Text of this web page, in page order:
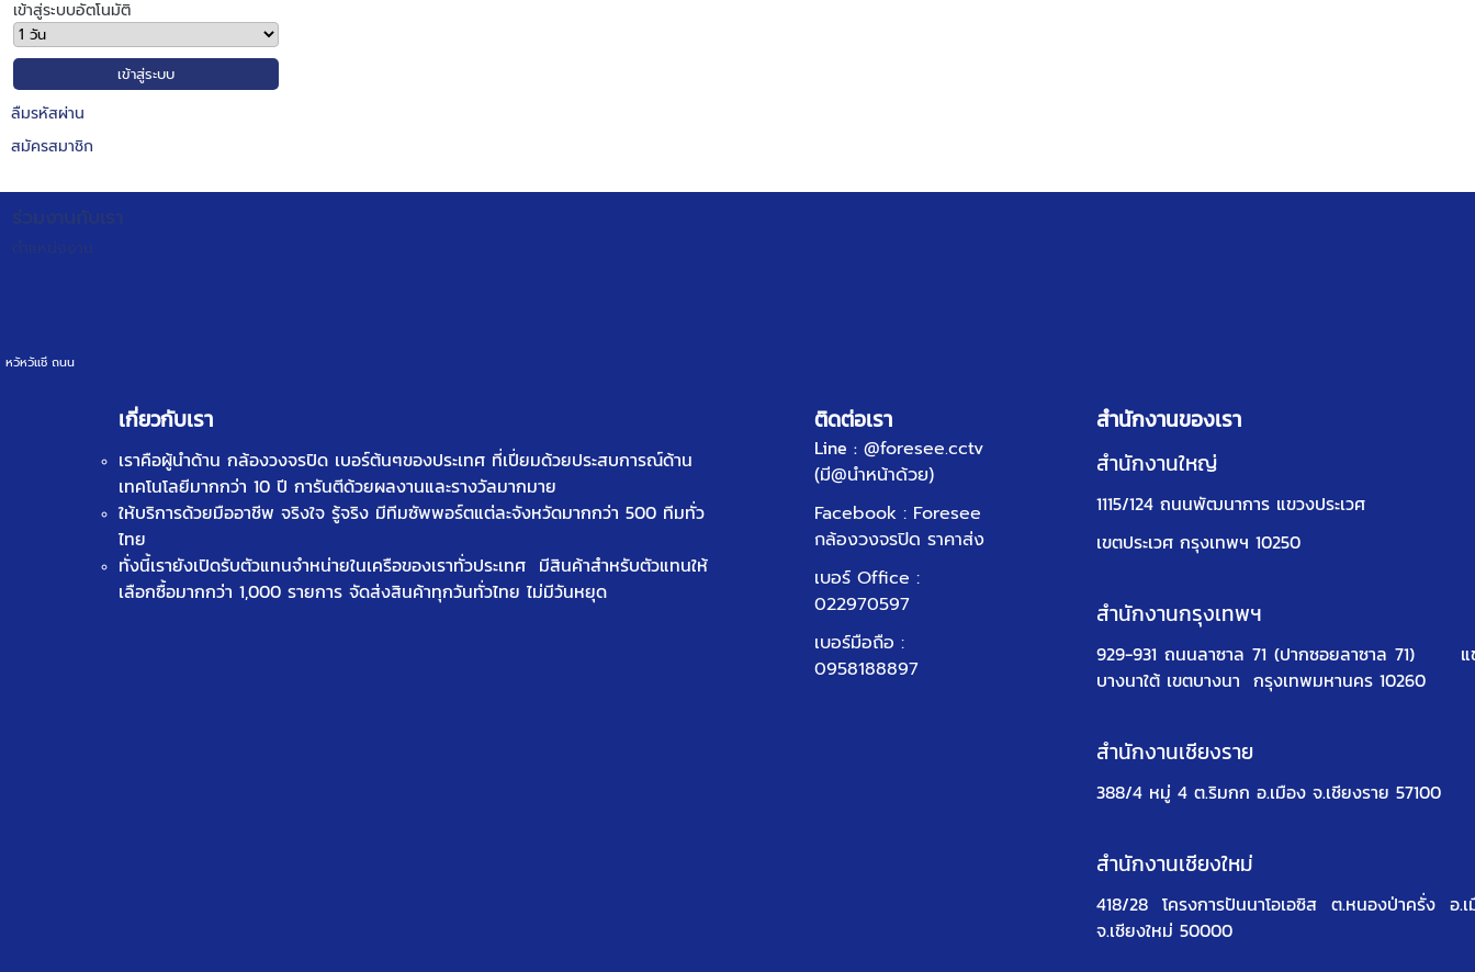
เข้าสู่ระบบอัตโนมัติ
ลืมรหัสผ่าน
สมัครสมาชิก
หวัหวัเเชี ถนน
เกี่ยวกับเรา
เราคือผู้นำด้าน กล้องวงจรปิด เบอร์ต้นๆของประเทศ ที่เปี่ยมด้วยประสบการณ์ด้าน
เทคโนโลยีมากกว่า 10 ปี การันตีด้วยผลงานและรางวัลมากมาย
ให้บริการด้วยมืออาชีพ จริงใจ รู้จริง มีทีมซัพพอร์ตแต่ละจังหวัดมากกว่า 500 ทีมทั่ว
ไทย
ทั่งนี้เรายังเปิดรับตัวแทนจำหน่ายในเครือของเราทั่วประเทศ มีสินค้าสำหรับตัวแทนให้
เลือกซื้อมากกว่า 1,000 รายการ จัดส่งสินค้าทุกวันทั่วไทย ไม่มีวันหยุด
ติดต่อเรา
Line : @foresee.cctv
(มี@นำหน้าด้วย)
Facebook : Foresee
กล้องวงจรปิด ราคาส่ง
เบอร์ Office :
022970597
เบอร์มือถือ :
0958188897
สำนักงานของเรา
สำนักงานใหญ่
1115/124 ถนนพัฒนาการ แขวงประเวศ
เขตประเวศ กรุงเทพฯ 10250
สำนักงานกรุงเทพฯ
929-931 ถนนลาซาล 71 (ปากซอยลาซาล 71)
บางนาใต้ เขตบางนา กรุงเทพมหานคร 10260
สำนักงานเชียงราย
388/4 หมู่ 4 ต.ริมกก อ.เมือง จ.เชียงราย 57100
สำนักงานเชียงใหม่
418/28 โครงการปันนาโอเอซิส ต.หนองป่าครั่ง อ.เ
จ.เชียงใหม่ 50000